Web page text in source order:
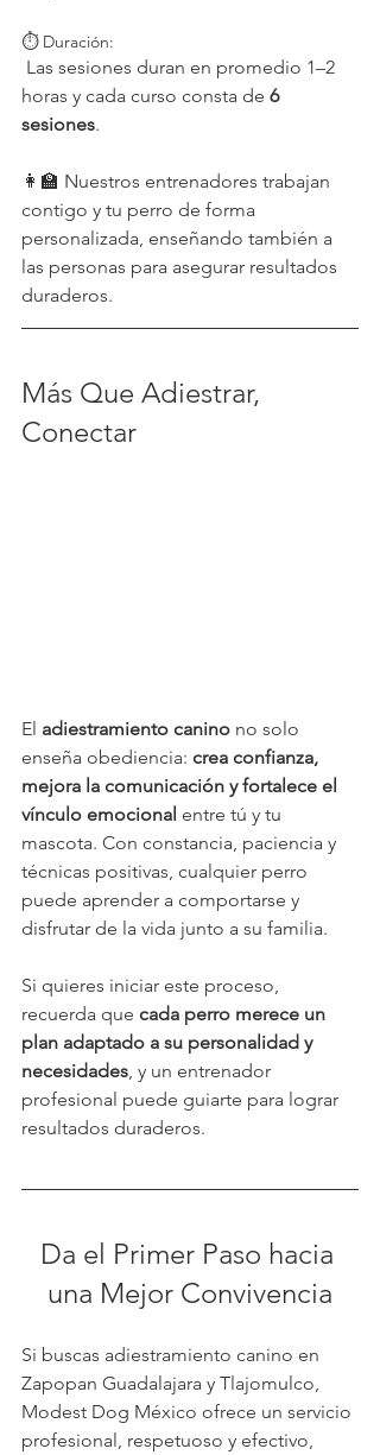
⏱️ Duración:
Las sesiones duran en promedio 1–2
horas y cada curso consta de 6
sesiones.
👩‍🏫 Nuestros entrenadores trabajan
contigo y tu perro de forma
personalizada, enseñando también a
las personas para asegurar resultados
duraderos.
Más Que Adiestrar,
Conectar
El adiestramiento canino no solo
enseña obediencia: crea confianza,
mejora la comunicación y fortalece el
vínculo emocional entre tú y tu
mascota. Con constancia, paciencia y
técnicas positivas, cualquier perro
puede aprender a comportarse y
disfrutar de la vida junto a su familia.
Si quieres iniciar este proceso,
recuerda que cada perro merece un
plan adaptado a su personalidad y
necesidades, y un entrenador
profesional puede guiarte para lograr
resultados duraderos.
Da el Primer Paso hacia
una Mejor Convivencia
Si buscas adiestramiento canino en
Zapopan Guadalajara y Tlajomulco,
Modest Dog México ofrece un servicio
profesional, respetuoso y efectivo,